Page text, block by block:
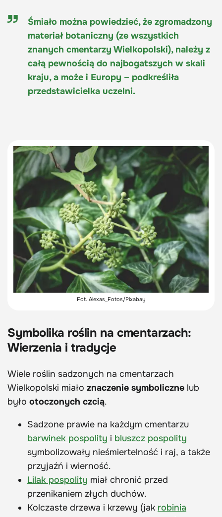
Śmiało można powiedzieć, że zgromadzony
materiał botaniczny (ze wszystkich
znanych cmentarzy Wielkopolski), należy z
całą pewnością do najbogatszych w skali
kraju, a może i Europy – podkreśliła
przedstawicielka uczelni.
Fot. Alexas_Fotos/Pixabay
Symbolika roślin na cmentarzach:
Wierzenia i tradycje
Wiele roślin sadzonych na cmentarzach
Wielkopolski miało znaczenie symboliczne lub
było otoczonych czcią.
Sadzone prawie na każdym cmentarzu
barwinek pospolity i bluszcz pospolity
symbolizowały nieśmiertelność i raj, a także
przyjaźń i wierność.
Lilak pospolity miał chronić przed
przenikaniem złych duchów.
Kolczaste drzewa i krzewy (jak robinia